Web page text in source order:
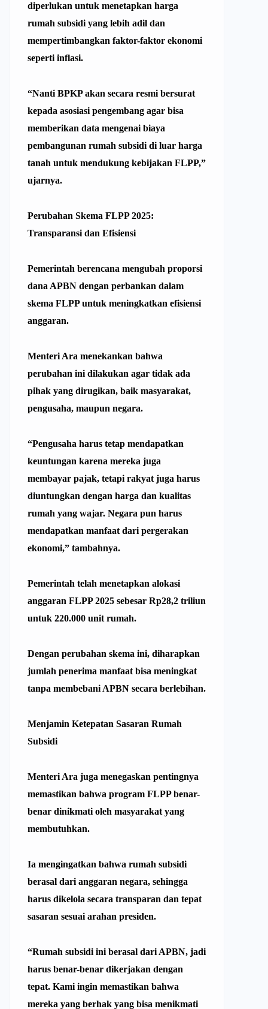
diperlukan untuk menetapkan harga
rumah subsidi yang lebih adil dan
mempertimbangkan faktor-faktor ekonomi
seperti inflasi.
“Nanti BPKP akan secara resmi bersurat
kepada asosiasi pengembang agar bisa
memberikan data mengenai biaya
pembangunan rumah subsidi di luar harga
tanah untuk mendukung kebijakan FLPP,”
ujarnya.
Perubahan Skema FLPP 2025:
Transparansi dan Efisiensi
Pemerintah berencana mengubah proporsi
dana APBN dengan perbankan dalam
skema FLPP untuk meningkatkan efisiensi
anggaran.
Menteri Ara menekankan bahwa
perubahan ini dilakukan agar tidak ada
pihak yang dirugikan, baik masyarakat,
pengusaha, maupun negara.
“Pengusaha harus tetap mendapatkan
keuntungan karena mereka juga
membayar pajak, tetapi rakyat juga harus
diuntungkan dengan harga dan kualitas
rumah yang wajar. Negara pun harus
mendapatkan manfaat dari pergerakan
ekonomi,” tambahnya.
Pemerintah telah menetapkan alokasi
anggaran FLPP2025 sebesar Rp28,2 triliun
untuk 220.000 unit rumah.
Dengan perubahan skema ini, diharapkan
jumlah penerima manfaat bisa meningkat
tanpa membebani APBN secara berlebihan.
Menjamin Ketepatan Sasaran Rumah
Subsidi
Menteri Ara juga menegaskan pentingnya
memastikan bahwa program FLPP benar-
benar dinikmati oleh masyarakat yang
membutuhkan.
Ia mengingatkan bahwa rumah subsidi
berasal dari anggaran negara, sehingga
harus dikelola secara transparan dan tepat
sasaran sesuai arahan presiden.
“Rumah subsidi ini berasal dari APBN, jadi
harus benar-benar dikerjakan dengan
tepat. Kami ingin memastikan bahwa
mereka yang berhak yang bisa menikmati